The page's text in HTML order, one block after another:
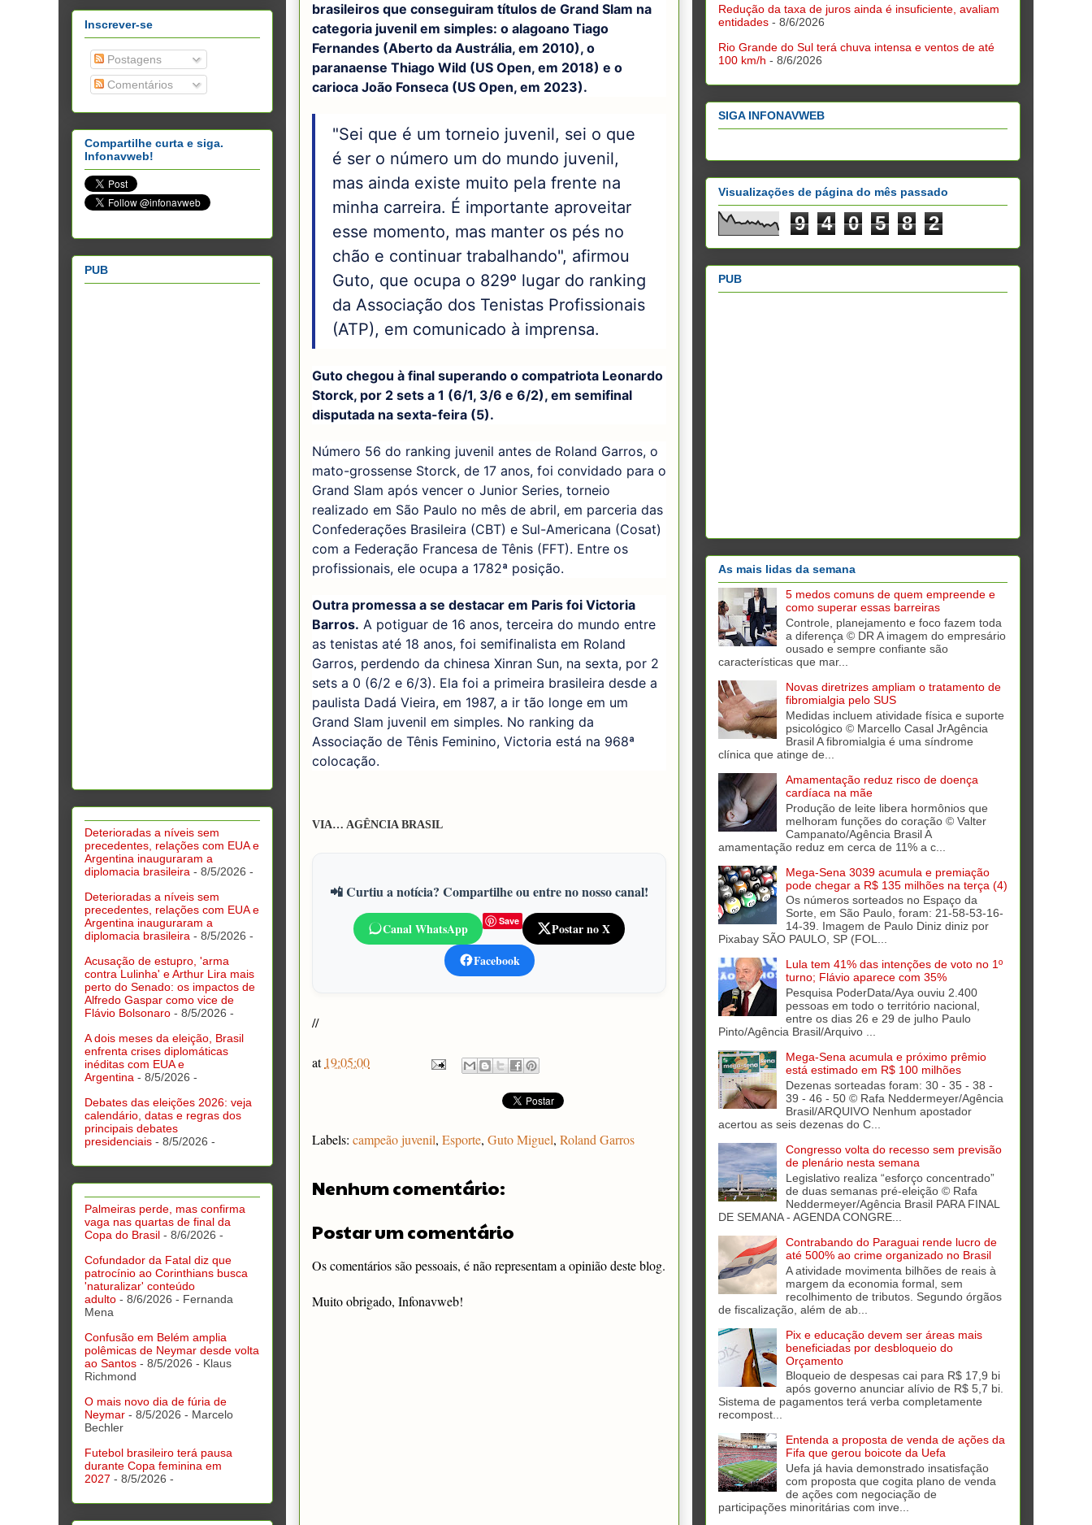
brasileiros que conseguiram títulos de Grand Slam na
categoria juvenil em simples: o alagoano Tiago
Fernandes (Aberto da Austrália, em 2010), o
paranaense Thiago Wild (US Open, em 2018) e o
carioca João Fonseca (US Open, em 2023).
"Sei que é um torneio juvenil, sei o que
é ser o número um do mundo juvenil,
mas ainda existe muito pela frente na
minha carreira. É importante aproveitar
esse momento, mas manter os pés no
chão e continuar trabalhando", afirmou
Guto, que ocupa o 829º lugar do ranking
da Associação dos Tenistas Profissionais
(ATP), em comunicado à imprensa.
Guto chegou à final superando o compatriota Leonardo
Storck, por 2 sets a 1 (6/1, 3/6 e 6/2), em semifinal
disputada na sexta-feira (5).
Número 56 do ranking juvenil antes de Roland Garros, o
mato-grossense Storck, de 17 anos, foi convidado para o
Grand Slam após vencer o Junior Series, torneio
realizado em São Paulo no mês de abril, em parceria das
Confederações Brasileira (CBT) e Sul-Americana (Cosat)
com a Federação Francesa de Tênis (FFT). Entre os
profissionais, ele ocupa a 1782ª posição.
Outra promessa a se destacar em Paris foi Victoria
Barros. A potiguar de 16 anos, terceira do mundo entre
as tenistas até 18 anos, foi semifinalista em Roland
Garros, perdendo da chinesa Xinran Sun, na sexta, por 2
sets a 0 (6/2 e 6/3). Ela foi a primeira brasileira desde a
paulista Dadá Vieira, em 1987, a ir tão longe em um
Grand Slam juvenil em simples. No ranking da
Associação de Tênis Feminino, Victoria está na 968ª
colocação.
VIA… AGÊNCIA BRASIL
📲 Curtiu a notícia? Compartilhe ou entre no nosso canal!
Canal WhatsApp Save
Postar no X
Facebook
//
at 19:05:00
Labels: campeão juvenil, Esporte, Guto Miguel, Roland Garros
Nenhum comentário:
Postar um comentário
Os comentários são pessoais, é não representam a opinião deste blog.
Muito obrigado, Infonavweb!
Inscrever-se
Postagens
Comentários
Compartilhe curta e siga.
Infonavweb!
PUB
Deterioradas a níveis sem
precedentes, relações com EUA e
Argentina inauguraram a
diplomacia brasileira - 8/5/2026 -
Deterioradas a níveis sem
precedentes, relações com EUA e
Argentina inauguraram a
diplomacia brasileira - 8/5/2026 -
Acusação de estupro, 'arma
contra Lulinha' e Arthur Lira mais
perto do Senado: os impactos de
Alfredo Gaspar como vice de
Flávio Bolsonaro - 8/5/2026 -
A dois meses da eleição, Brasil
enfrenta crises diplomáticas
inéditas com EUA e
Argentina - 8/5/2026 -
Debates das eleições 2026: veja
calendário, datas e regras dos
principais debates
presidenciais - 8/5/2026 -
Palmeiras perde, mas confirma
vaga nas quartas de final da
Copa do Brasil - 8/6/2026 -
Cofundador da Fatal diz que
patrocínio ao Corinthians busca
'naturalizar' conteúdo
adulto - 8/6/2026 - Fernanda
Mena
Confusão em Belém amplia
polêmicas de Neymar desde volta
ao Santos - 8/5/2026 - Klaus
Richmond
O mais novo dia de fúria de
Neymar - 8/5/2026 - Marcelo
Bechler
Futebol brasileiro terá pausa
durante Copa feminina em
2027 - 8/5/2026 -
Redução da taxa de juros ainda é insuficiente, avaliam
entidades - 8/6/2026
Rio Grande do Sul terá chuva intensa e ventos de até
100 km/h - 8/6/2026
SIGA INFONAVWEB
Visualizações de página do mês passado
9 4 0 5 8 2
PUB
As mais lidas da semana
5 medos comuns de quem empreende e
como superar essas barreiras
Controle, planejamento e foco fazem toda
a diferença © DR A imagem do empresário
ousado e sempre confiante são
características que mar...
Novas diretrizes ampliam o tratamento de
fibromialgia pelo SUS
Medidas incluem atividade física e suporte
psicológico © Marcello Casal JrAgência
Brasil A fibromialgia é uma síndrome
clínica que atinge de...
Amamentação reduz risco de doença
cardíaca na mãe
Produção de leite libera hormônios que
melhoram funções do coração © Valter
Campanato/Agência Brasil A
amamentação reduz em cerca de 11% a c...
Mega-Sena 3039 acumula e premiação
pode chegar a R$ 135 milhões na terça (4)
Os números sorteados no Espaço da
Sorte, em São Paulo, foram: 21-58-53-16-
14-39. Imagem de Paulo Diniz diniz por
Pixabay SÃO PAULO, SP (FOL...
Lula tem 41% das intenções de voto no 1º
turno; Flávio aparece com 35%
Pesquisa PoderData/Aya ouviu 2.400
pessoas em todo o território nacional,
entre os dias 26 e 29 de julho Paulo
Pinto/Agência Brasil/Arquivo ...
Mega-Sena acumula e próximo prêmio
está estimado em R$ 100 milhões
Dezenas sorteadas foram: 30 - 35 - 38 -
39 - 46 - 50 © Rafa Neddermeyer/Agência
Brasil/ARQUIVO Nenhum apostador
acertou as seis dezenas do C...
Congresso volta do recesso sem previsão
de plenário nesta semana
Legislativo realiza “esforço concentrado”
de duas semanas pré-eleição © Rafa
Neddermeyer/Agência Brasil PARA FINAL
DE SEMANA - AGENDA CONGRE...
Contrabando do Paraguai rende lucro de
até 500% ao crime organizado no Brasil
A atividade movimenta bilhões de reais à
margem da economia formal, sem
recolhimento de tributos. Segundo órgãos
de fiscalização, além de ab...
Pix e educação devem ser áreas mais
beneficiadas por desbloqueio do
Orçamento
Bloqueio de despesas cai para R$ 17,9 bi
após governo anunciar alívio de R$ 5,7 bi.
Sistema de pagamentos terá verba completamente
recompost...
Entenda a proposta de venda de ações da
Fifa que gerou boicote da Uefa
Uefa já havia demonstrado insatisfação
com proposta que cogita plano de venda
de ações com negociação de
participações minoritárias com inve...